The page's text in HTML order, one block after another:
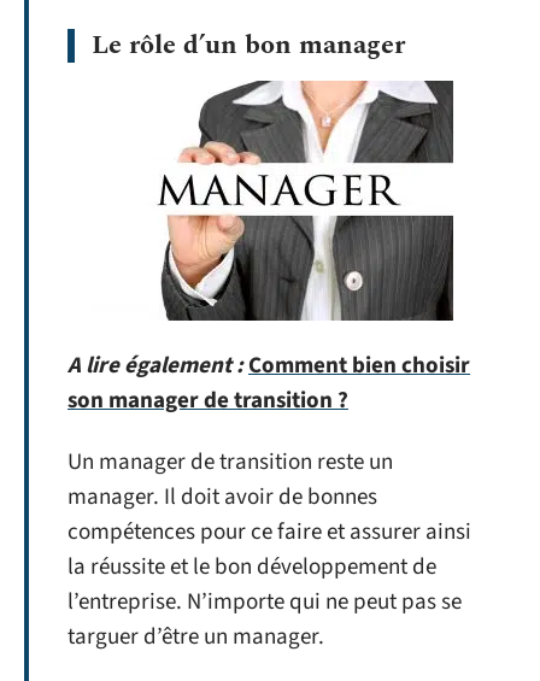
Le rôle d’un bon manager
A lire également :Comment bien choisir
son manager de transition ?
Un manager de transition reste un
manager. Il doit avoir de bonnes
compétences pour ce faire et assurer ainsi
la réussite et le bon développement de
l’entreprise. N’importe qui ne peut pas se
targuer d’être un manager.